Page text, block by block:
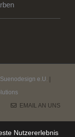
Suenodesign e.U.
EMAIL AN UNS
Nutzererlebnis